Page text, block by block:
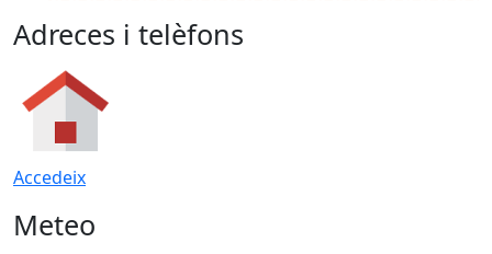
Adreces i telèfons
Accedeix
Meteo